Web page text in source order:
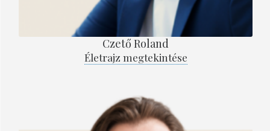
Czető Roland
Életrajz megtekintése